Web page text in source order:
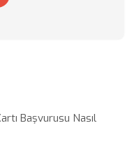
Başvurusu Nasıl